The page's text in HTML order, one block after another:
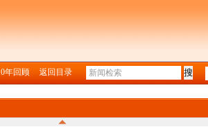
年回顾 返回目录